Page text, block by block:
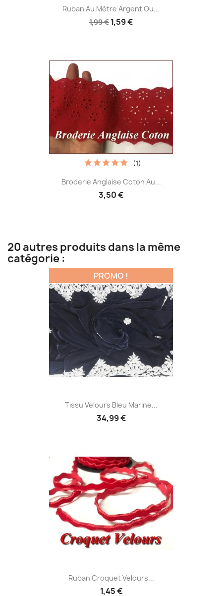
Ruban Au Mètre Argent Ou...
1,99 € 1,59 €
Broderie Anglaise Coton Au...
3,50 €
(1)
20 autres produits dans la même
catégorie :
Tissu Velours Bleu Marine...
34,99 €
PROMO !
Ruban Croquet Velours...
1,45 €